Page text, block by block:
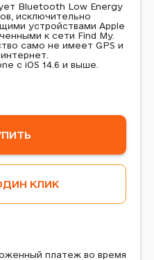
Bluetooth Low Energy
исключительно
устройствами Apple
к сети Find My.
само не имеет GPS и
с iOS 14.6 и выше.
КЛИК
платеж во время